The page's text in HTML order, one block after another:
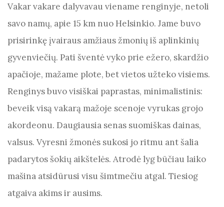
k
Vakar vakare dalyvavau viename renginyje, netoli
savo namų, apie 15 km nuo Helsinkio. Jame buvo
prisirinkę įvairaus amžiaus žmonių iš aplinkinių
gyvenviečių. Pati šventė vyko prie ežero, skardžio
apačioje, mažame plote, bet vietos užteko visiems.
Renginys buvo visiškai paprastas, minimalistinis:
beveik visą vakarą mažoje scenoje vyrukas grojo
akordeonu. Daugiausia senas suomiškas dainas,
valsus. Vyresni žmonės sukosi jo ritmu ant šalia
padarytos šokių aikštelės. Atrodė lyg būčiau laiko
mašina atsidūrusi visu šimtmečiu atgal. Tiesiog
atgaiva akims ir ausims.